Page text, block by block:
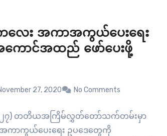
လေး အကာအကွယ်ပေးရေး
ောင်အထည် ဖော်ပေးဖို့
27, 2020 No Comments
(၂၇) တတိယအကြိမ်လွှတ်တော်သက်တမ်းမှာ
ကာကွယ်ပေးရေး ဥပဒေတွေကို